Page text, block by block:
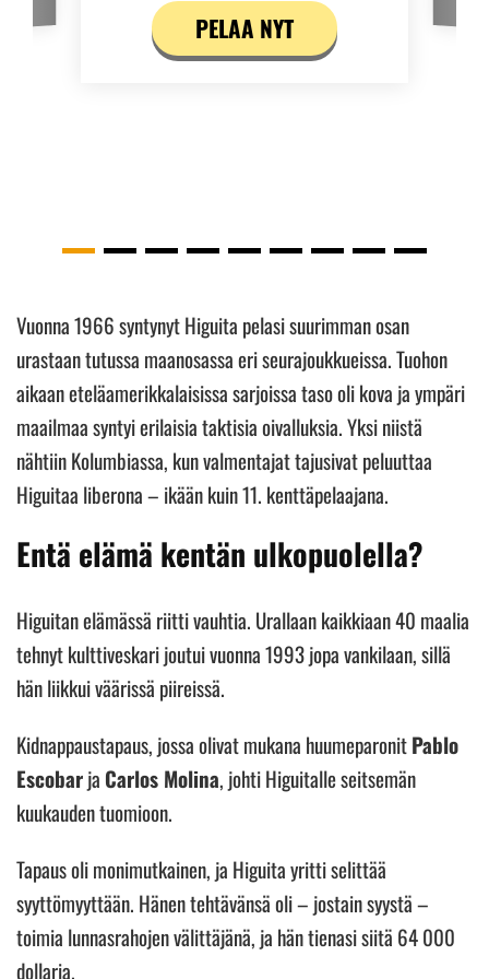
PELAA NYT
Vuonna 1966 syntynyt Higuita pelasi suurimman osan
urastaan tutussa maanosassa eri seurajoukkueissa. Tuohon
aikaan eteläamerikkalaisissa sarjoissa taso oli kova ja ympäri
maailmaa syntyi erilaisia taktisia oivalluksia. Yksi niistä
nähtiin Kolumbiassa, kun valmentajat tajusivat peluuttaa
Higuitaa liberona – ikään kuin 11. kenttäpelaajana.
Entä elämä kentän ulkopuolella?
Higuitan elämässä riitti vauhtia. Urallaan kaikkiaan 40 maalia
tehnyt kulttiveskari joutui vuonna 1993 jopa vankilaan, sillä
hän liikkui väärissä piireissä.
Kidnappaustapaus, jossa olivat mukana huumeparonitPablo
Escobarja Carlos Molina, johti Higuitalle seitsemän
kuukauden tuomioon.
Tapaus oli monimutkainen, ja Higuita yritti selittää
syyttömyyttään. Hänen tehtävänsä oli – jostain syystä –
toimia lunnasrahojen välittäjänä, ja hän tienasi siitä 64 000
dollaria.